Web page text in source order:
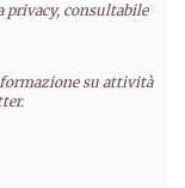
privacy, consultabile
su attività